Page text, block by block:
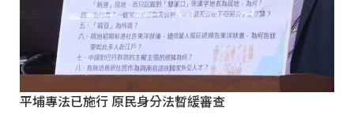
平埔專法已施行 原民身分法暫緩審查